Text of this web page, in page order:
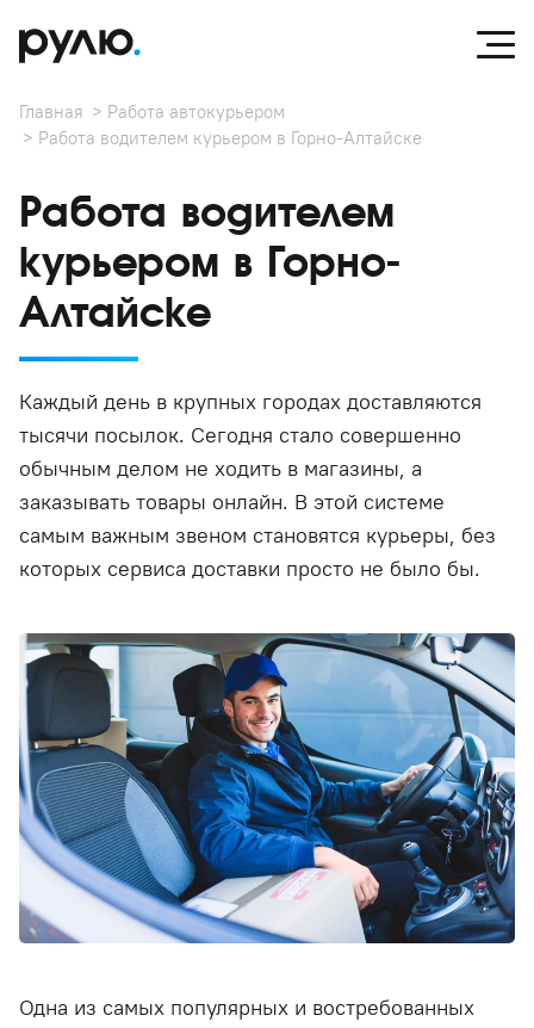
Главная
Работа автокурьером
Работа водителем курьером в Горно-Алтайске
Работа водителем
курьером в Горно-
Алтайске
Каждый день в крупных городах доставляются
тысячи посылок. Сегодня стало совершенно
обычным делом не ходить в магазины, а
заказывать товары онлайн. В этой системе
самым важным звеном становятся курьеры, без
которых сервиса доставки просто не было бы.
Одна из самых популярных и востребованных